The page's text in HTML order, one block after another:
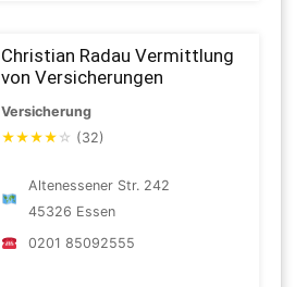
Christian Radau Vermittlung
von Versicherungen
Versicherung
★★★★ ☆ (32)
Altenessener Str. 242
45326 Essen
0201 85092555